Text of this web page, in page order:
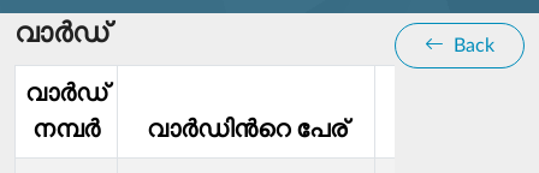
വാര്‍ഡ് Back
വാര്‍ഡ്‌
നമ്പര്‍
വാര്‍ഡിൻറെ പേര്